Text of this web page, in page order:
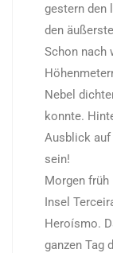
gestern den
den
Schon nach
Nebel
konnte.
Ausblick auf
sein!
Morgen früh
Insel
Heroísmo.
ganzen Tag